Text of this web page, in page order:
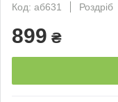
Код: аб631
Роздріб
899 ₴